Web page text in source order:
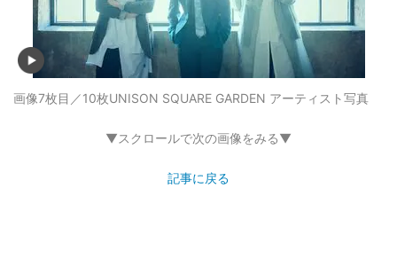
画像7枚目／10枚UNISON SQUARE GARDEN アーティスト写真
▼スクロールで次の画像をみる▼
記事に戻る